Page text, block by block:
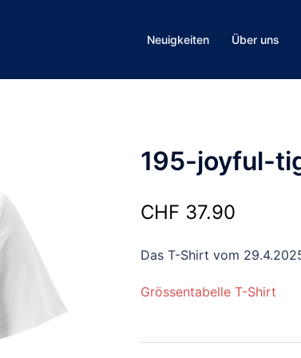
Neuigkeiten Über uns
195-joyful-
CHF 37.90
Das T-Shirt vom
Grössentabelle T-Shirt